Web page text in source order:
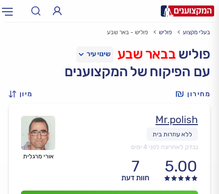
עירעיר: תל אביב, חיפה…
בעלי מקצוע פוליש פוליש - באר שבע
פוליש בבאר שבע
עם הפיקוח של המקצוענים
מחירון מיון
אורי מרגלית
Mr.polish
נבדק לאחרונה לפני 4 ימים
5.00
7
חוות דעת